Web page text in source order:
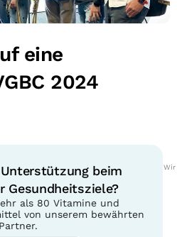
eine
2024
beim
Gesundheitsziele?
als 80 Vitamine und
von unserem bewährten
Partner.
Wir